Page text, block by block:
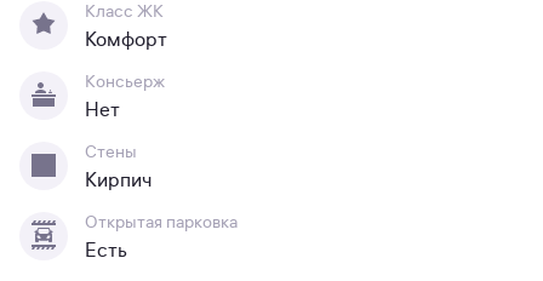
Класс ЖК
Комфорт
Консьерж
Нет
Стены
Кирпич
Открытая парковка
Есть